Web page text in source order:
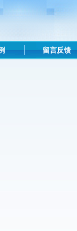
留言反馈